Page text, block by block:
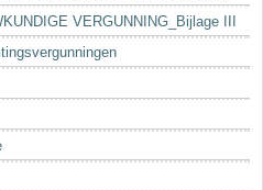
VERGUNNING_Bijlage III